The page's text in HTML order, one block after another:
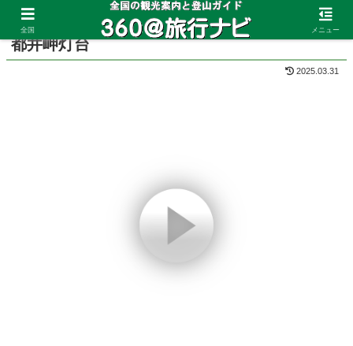
ホーム 宮崎県 都井岬
都井岬灯台
2025.03.31
全国 メニュー